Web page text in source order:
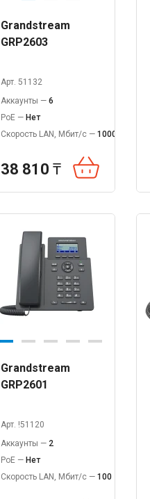
Grandstream
GRP2603
Арт. 51132
Аккаунты —6
PoE — Нет
Скорость LAN, Мбит/с —1000
38 810 ₸
Grandstream
GRP2601
Арт. !51120
Аккаунты — 2
PoE — Нет
Скорость LAN, Мбит/с —100